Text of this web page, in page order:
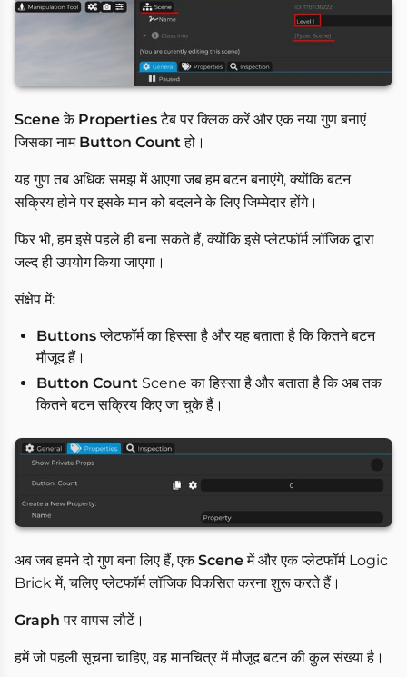
Sceneके Propertiesटैब पर क्लिक करें और एक नया गुण बनाएं
जिसका नाम Button Count हो।
यह गुण तब अधिक समझ में आएगा जब हम बटन बनाएंगे, क्योंकि बटन
सक्रिय होने पर इसके मान को बदलने के लिए जिम्मेदार होंगे।
फिर भी, हम इसे पहले ही बना सकते हैं, क्योंकि इसे प्लेटफॉर्म लॉजिक द्वारा
जल्द ही उपयोग किया जाएगा।
संक्षेप में:
Buttonsप्लेटफॉर्म का हिस्सा है और यह बताता है कि कितने बटन
मौजूद हैं।
Button Count Scene का हिस्सा है और बताता है कि अब तक
कितने बटन सक्रिय किए जा चुके हैं।
अब जब हमने दो गुण बना लिए हैं, एकSceneमें और एक प्लेटफॉर्म Logic
Brick में, चलिए प्लेटफॉर्म लॉजिक विकसित करना शुरू करते हैं।
Graph पर वापस लौटें।
हमें जो पहली सूचना चाहिए, वह मानचित्र में मौजूद बटन की कुल संख्या है।